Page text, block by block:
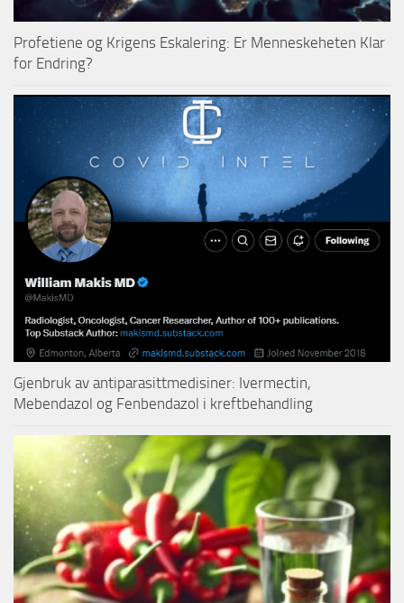
Profetiene og Krigens Eskalering: Er Menneskeheten Klar
for Endring?
Gjenbruk av antiparasittmedisiner: Ivermectin,
Mebendazol og Fenbendazol i kreftbehandling